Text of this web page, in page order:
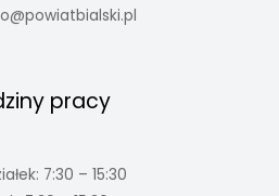
pracy
7:30 – 15:30